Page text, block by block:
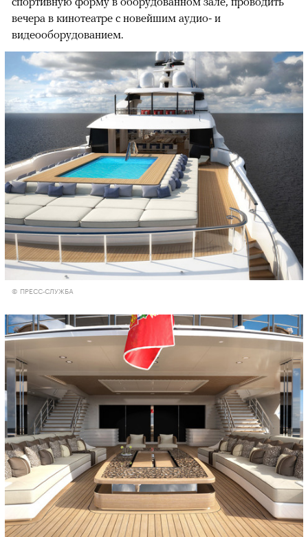
00:00 / 00:00
вечера в кинотеатре с новейшим аудио- и
видеооборудованием.
© ПРЕСС-СЛУЖБА